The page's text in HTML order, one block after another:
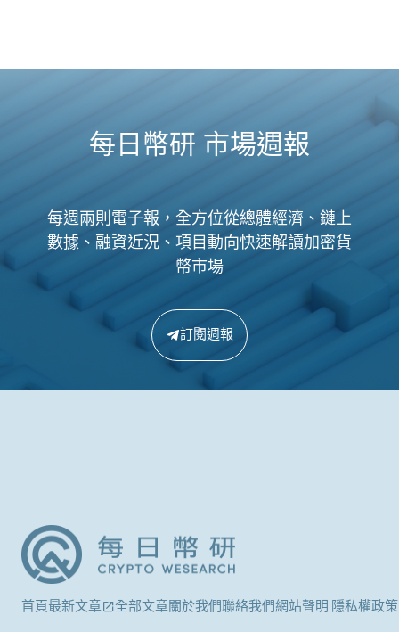
每日幣研 市場週報
每週兩則電子報，全方位從總體經濟、鏈上
數據、融資近況、項目動向快速解讀加密貨
幣市場
訂閱週報
首頁最新文章 全部文章關於我們聯絡我們網站聲明 隱私權政策